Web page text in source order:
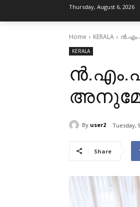
Thursday, August 6, 2026
Home KERALA
KERALA
By user2 Tuesday,
Share